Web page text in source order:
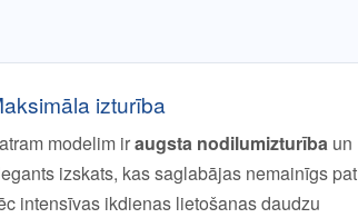
izturība
modelim iraugsta nodilumizturība un
izskats, kas saglabājas nemainīgs pat
intensīvas ikdienas lietošanas daudzu